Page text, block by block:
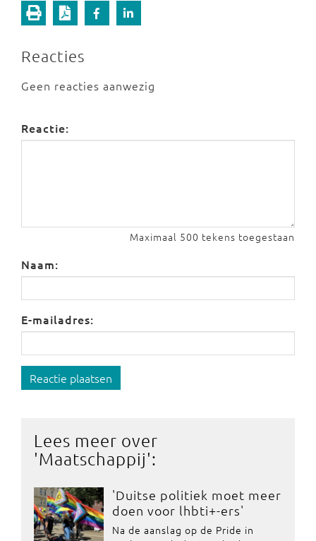
Reacties
Geen reacties aanwezig
Reactie:
Maximaal 500 tekens toegestaan
Naam:
E-mailadres:
Reactie plaatsen
Lees meer over
'Maatschappij':
'Duitse politiek moet meer
doen voor lhbti+-ers'
Na de aanslag op de Pride in